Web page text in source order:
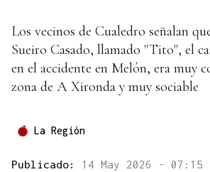
Los vecinos de Cualedro señalan
Sueiro Casado, llamado "Tito", el
en el accidente en Melón, era muy
zona de A Xironda y muy sociable
La Región
Publicado: 14 May 2026 - 07:15